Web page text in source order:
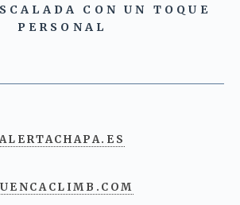
CON UN TOQUE
PERSONAL